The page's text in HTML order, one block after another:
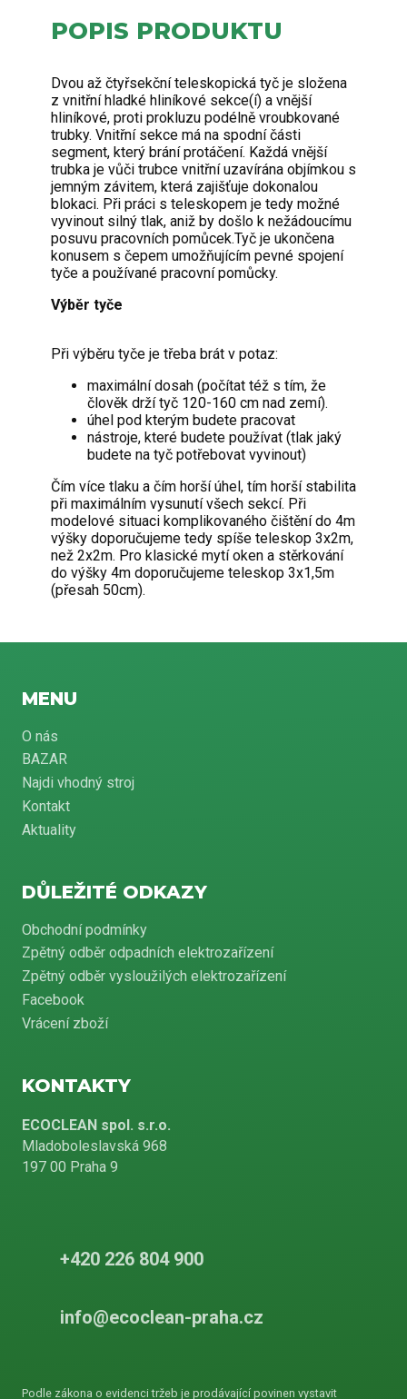
POPIS PRODUKTU
Dvou až čtyřsekční teleskopická tyč je složena
z vnitřní hladké hliníkové sekce(í) a vnější
hliníkové, proti prokluzu podélně vroubkované
trubky. Vnitřní sekce má na spodní části
segment, který brání protáčení. Každá vnější
trubka je vůči trubce vnitřní uzavírána objímkou s
jemným závitem, která zajišťuje dokonalou
blokaci. Při práci s teleskopem je tedy možné
vyvinout silný tlak, aniž by došlo k nežádoucímu
posuvu pracovních pomůcek.Tyč je ukončena
konusem s čepem umožňujícím pevné spojení
tyče a používané pracovní pomůcky.
Výběr tyče
Při výběru tyče je třeba brát v potaz:
maximální dosah (počítat též s tím, že
člověk drží tyč 120-160 cm nad zemí).
úhel pod kterým budete pracovat
nástroje, které budete používat (tlak jaký
budete na tyč potřebovat vyvinout)
Čím více tlaku a čím horší úhel, tím horší stabilita
při maximálním vysunutí všech sekcí. Při
modelové situaci komplikovaného čištění do 4m
výšky doporučujeme tedy spíše teleskop 3x2m,
než 2x2m. Pro klasické mytí oken a stěrkování
do výšky 4m doporučujeme teleskop 3x1,5m
(přesah 50cm).
MENU
O nás
BAZAR
Najdi vhodný stroj
Kontakt
Aktuality
DŮLEŽITÉ ODKAZY
Obchodní podmínky
Zpětný odběr odpadních elektrozařízení
Zpětný odběr vysloužilých elektrozařízení
Facebook
Vrácení zboží
KONTAKTY
ECOCLEAN spol. s.r.o.
Mladoboleslavská 968
197 00 Praha 9
+420 226 804 900
info@ecoclean-praha.cz
Podle zákona o evidenci tržeb je prodávající povinen vystavit